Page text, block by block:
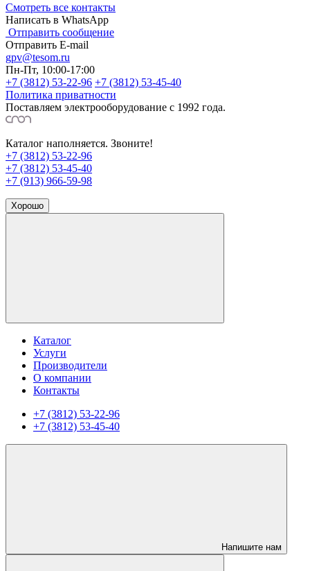
Смотреть все контакты
Написать в WhatsApp
Отправить сообщение
Отправить E-mail
gpv@tesom.ru
Пн-Пт, 10:00-17:00
+7 (3812) 53-22-96 +7 (3812) 53-45-40
Политика приватности
Поставляем электрооборудование с 1992 года.
Каталог наполняется. Звоните!
+7 (3812) 53-22-96
+7 (3812) 53-45-40
+7 (913) 966-59-98
Хорошо
Каталог
Услуги
Производители
О компании
Контакты
+7 (3812) 53-22-96
+7 (3812) 53-45-40
Напишите нам